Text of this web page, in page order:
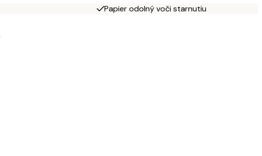
Papier odolný voči starnutiu